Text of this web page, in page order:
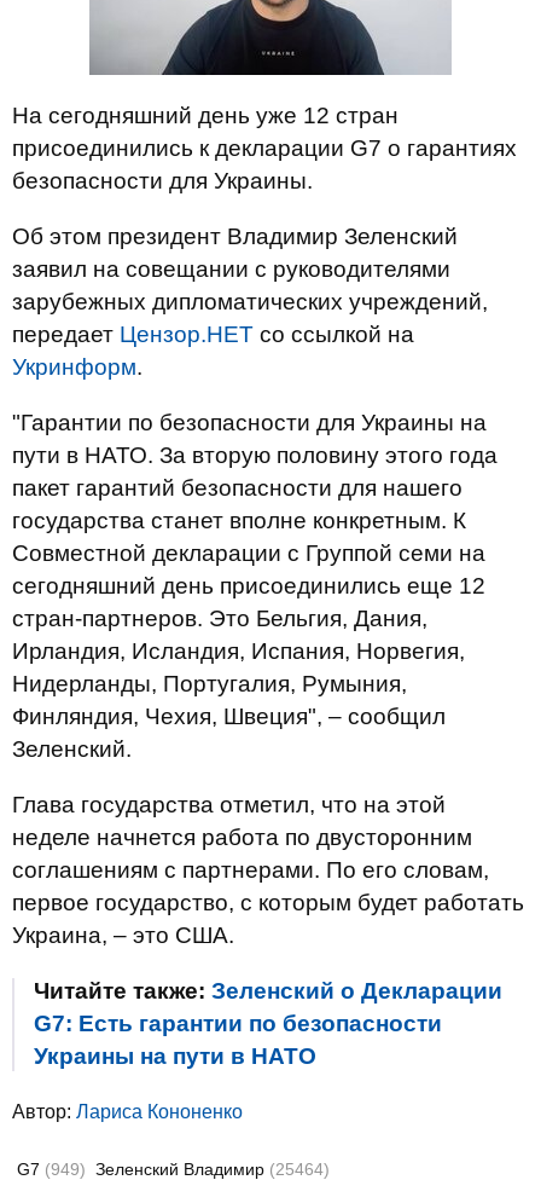
На сегодняшний день уже 12 стран
присоединились к декларации G7 о гарантиях
безопасности для Украины.
Об этом президент Владимир Зеленский
заявил на совещании с руководителями
зарубежных дипломатических учреждений,
передает Цензор.НЕТ со ссылкой на
Укринформ.
"Гарантии по безопасности для Украины на
пути в НАТО. За вторую половину этого года
пакет гарантий безопасности для нашего
государства станет вполне конкретным. К
Совместной декларации с Группой семи на
сегодняшний день присоединились еще 12
стран-партнеров. Это Бельгия, Дания,
Ирландия, Исландия, Испания, Норвегия,
Нидерланды, Португалия, Румыния,
Финляндия, Чехия, Швеция", – сообщил
Зеленский.
Глава государства отметил, что на этой
неделе начнется работа по двусторонним
соглашениям с партнерами. По его словам,
первое государство, с которым будет работать
Украина, – это США.
Читайте также: Зеленский о Декларации
G7: Есть гарантии по безопасности
Украины на пути в НАТО
Автор: Лариса Кононенко
G7 (949) Зеленский Владимир (25464)